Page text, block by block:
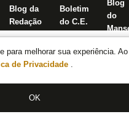
para melhorar sua experiência.
de Privacidade .
OK
Blog da
Redação
Boletim
do C.E.
Blog
do